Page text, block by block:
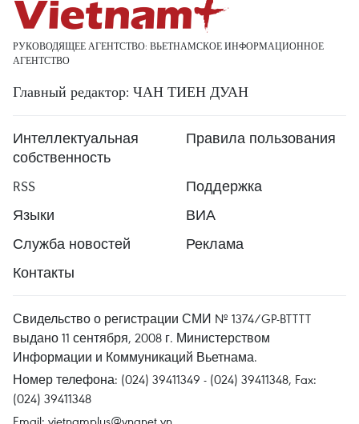
РУКОВОДЯЩЕЕ АГЕНТСТВО: ВЬЕТНАМСКОЕ ИНФОРМАЦИОННОЕ
АГЕНТСТВО
Главный редактор: ЧАН ТИЕН ДУАН
Интеллектуальная
собственность
Правила пользования
RSS
Поддержка
Языки
ВИА
Служба новостей
Реклама
Контакты
Свидельство о регистрации СМИ № 1374/GP-BTTTT
выдано 11 сентября, 2008 г. Министерством
Информации и Коммуникаций Вьетнама.
Номер телефона: (024) 39411349 - (024) 39411348, Fax:
(024) 39411348